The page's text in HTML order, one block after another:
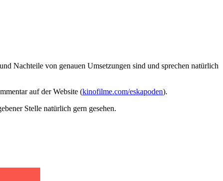
Nachteile von genauen Umsetzungen sind und sprechen natürlich
auf der Website (kinofilme.com/eskapoden).
Stelle natürlich gern gesehen.